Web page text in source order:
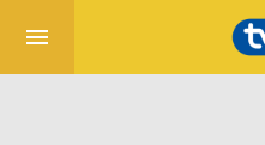
menu